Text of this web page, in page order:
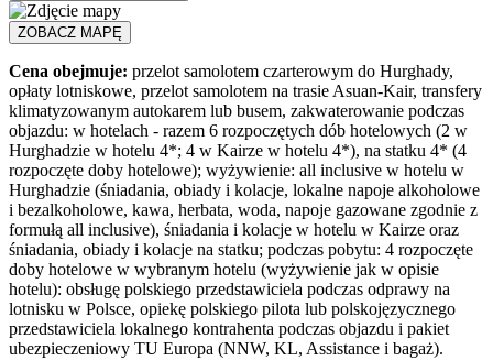
ZOBACZ MAPĘ
Cena obejmuje: przelot samolotem czarterowym do Hurghady,
opłaty lotniskowe, przelot samolotem na trasie Asuan-Kair, transfery
klimatyzowanym autokarem lub busem, zakwaterowanie podczas
objazdu: w hotelach - razem 6 rozpoczętych dób hotelowych (2 w
Hurghadzie w hotelu 4*; 4 w Kairze w hotelu 4*), na statku 4* (4
rozpoczęte doby hotelowe); wyżywienie: all inclusive w hotelu w
Hurghadzie (śniadania, obiady i kolacje, lokalne napoje alkoholowe
i bezalkoholowe, kawa, herbata, woda, napoje gazowane zgodnie z
formułą all inclusive), śniadania i kolacje w hotelu w Kairze oraz
śniadania, obiady i kolacje na statku; podczas pobytu: 4 rozpoczęte
doby hotelowe w wybranym hotelu (wyżywienie jak w opisie
hotelu): obsługę polskiego przedstawiciela podczas odprawy na
lotnisku w Polsce, opiekę polskiego pilota lub polskojęzycznego
przedstawiciela lokalnego kontrahenta podczas objazdu i pakiet
ubezpieczeniowy TU Europa (NNW, KL, Assistance i bagaż).